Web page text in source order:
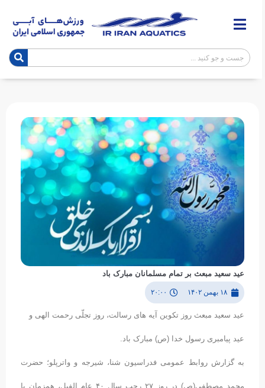
عید سعید مبعث بر تمام مسلمانان مبارک باد
۱۸ بهمن ۱۴۰۲ ۲۰:۰۰
عید سعید مبعث روز تکوین آیه ‏های رسالت، روز تجلّی رحمت الهی و
عید پیامبری رسول خدا (ص) مبارک باد.
به گزارش روابط عمومی فدراسیون شنا، شیرجه و واترپلو؛ حضرت
محمد مصطفی(ص) در روز ۲۷ رجب سال ۴۰ عام الفیل، همزمان با